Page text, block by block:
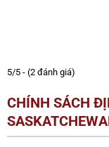
5/5 - (2 đánh giá)
CHÍNH SÁCH